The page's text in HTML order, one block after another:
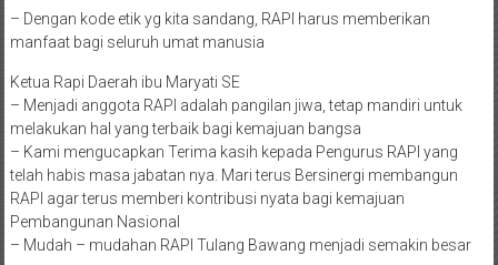
– Dengan kode etik yg kita sandang, RAPI harus memberikan
manfaat bagi seluruh umat manusia
Ketua Rapi Daerah ibu Maryati SE
– Menjadi anggota RAPI adalah pangilan jiwa, tetap mandiri untuk
melakukan hal yang terbaik bagi kemajuan bangsa
– Kami mengucapkan Terima kasih kepada Pengurus RAPI yang
telah habis masa jabatan nya. Mari terus Bersinergi membangun
RAPI agar terus memberi kontribusi nyata bagi kemajuan
Pembangunan Nasional
– Mudah – mudahan RAPI Tulang Bawang menjadi semakin besar